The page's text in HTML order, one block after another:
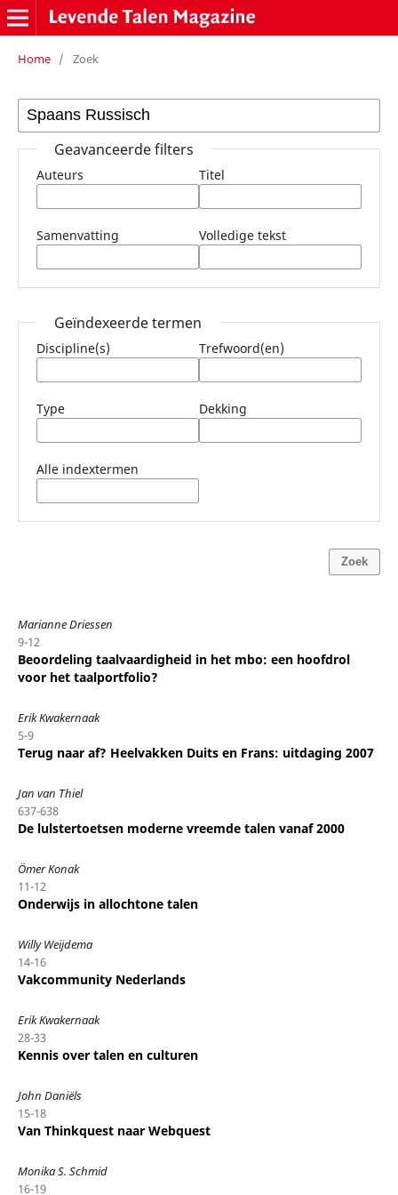
Home / Zoek
Geavanceerde filters
Auteurs Titel
Samenvatting Volledige tekst
Geïndexeerde termen
Discipline(s) Trefwoord(en)
Type Dekking
Alle indextermen
Zoek
Marianne Driessen
9-12
Beoordeling taalvaardigheid in het mbo: een hoofdrol
voor het taalportfolio?
Erik Kwakernaak
5-9
Terug naar af? Heelvakken Duits en Frans: uitdaging 2007
Jan van Thiel
637-638
De lulstertoetsen moderne vreemde talen vanaf 2000
Ömer Konak
11-12
Onderwijs in allochtone talen
Willy Weijdema
14-16
Vakcommunity Nederlands
Erik Kwakernaak
28-33
Kennis over talen en culturen
John Daniëls
15-18
Van Thinkquest naar Webquest
Monika S. Schmid
16-19